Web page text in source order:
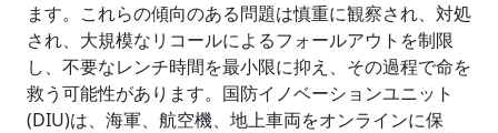
ます。これらの傾向のある問題は慎重に観察され、対処
され、大規模なリコールによるフォールアウトを制限
し、不要なレンチ時間を最小限に抑え、その過程で命を
救う可能性があります。国防イノベーションユニット
(DIU)は、海軍、航空機、地上車両をオンラインに保